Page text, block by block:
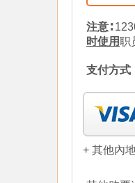
注意∶
时使用职
支付方式
+ 其他內